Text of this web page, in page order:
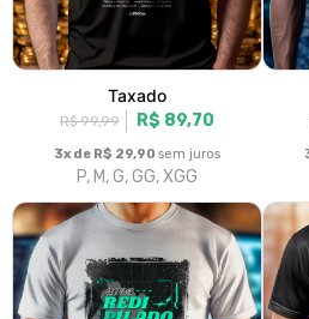
O carbono é você
R$ 99,99 R$ 89,70
3x de R$ 29,90sem juros